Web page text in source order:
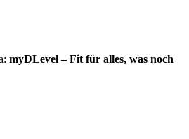
myDLevel – Fit für alles, was noch